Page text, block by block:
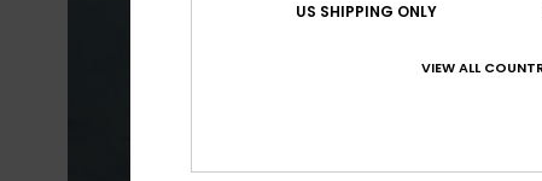
US SHIPPING ONLY
VIEW ALL